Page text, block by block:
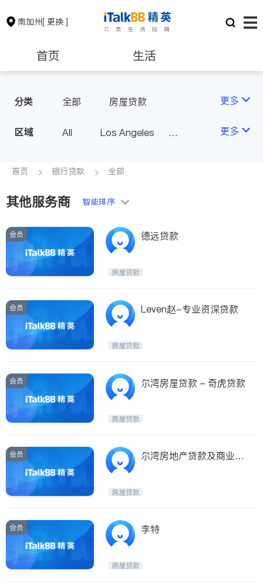
南加州[ 更换 ]
首页 生活
保险理财 房地产租售
银行贷款
建筑装修
非盈利组织
分类 全部 房屋贷款 更多
区域 All
Los Angeles
Alhambra & San Gabriel
Diamond Bar & Covina
Rowland Heights & Hacienda H
ties
Inyo & San Bernardino
Riverside
Santa Barbara & Monterey
更多
首页 银行贷款 全部
其他服务商 智能排序
会员 德远贷款
房屋贷款
会员 Leven赵-专业资深贷款
房屋贷款
会员 尔湾房屋贷款 - 奇虎贷款
房屋贷款
会员
尔湾房地产贷款及商业贷
房屋贷款
会员 李特
房屋贷款